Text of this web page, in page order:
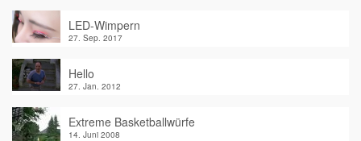
LED-Wimpern
27. Sep. 2017
Hello
27. Jan. 2012
Extreme Basketballwürfe
14. Juni 2008